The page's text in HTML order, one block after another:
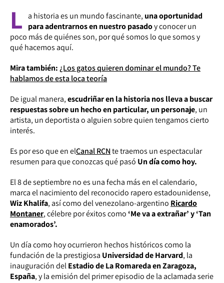
L a historia es un mundo fascinante, una oportunidad
para adentrarnos en nuestro pasadoy conocer un
poco más de quiénes son, por qué somos lo que somos y
qué hacemos aquí.
Mira también: ¿Los gatos quieren dominar el mundo? Te
hablamos de esta loca teoría
De igual manera,escudriñar en la historia nos lleva a buscar
respuestas sobre un hecho en particular, un personaje, un
artista, un deportista o alguien sobre quien tengamos cierto
interés.
Es por eso que en elCanal RCNte traemos un espectacular
resumen para que conozcas qué pasó Un día como hoy.
El 8 de septiembre no es una fecha más en el calendario,
marca el nacimiento del reconocido rapero estadounidense,
Wiz Khalifa, así como del venezolano-argentino Ricardo
Montaner, célebre por éxitos como‘Me va a extrañar’ y ‘Tan
enamorados’.
Un día como hoy ocurrieron hechos históricos como la
fundación de la prestigiosa Universidad de Harvard, la
inauguración delEstadio de La Romareda en Zaragoza,
España, y la emisión del primer episodio de la aclamada serie